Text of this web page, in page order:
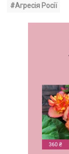
#Агресія Росії